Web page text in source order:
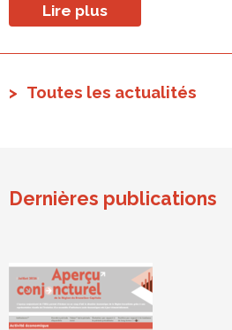
Lire plus
Toutes les actualités
Dernières publications